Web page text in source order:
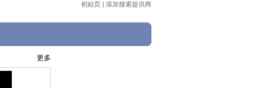
初始页 | 添加搜索提供商
更多